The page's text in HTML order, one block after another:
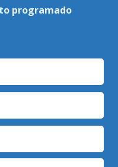
programado